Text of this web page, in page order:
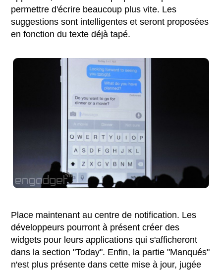
permettre d'écrire beaucoup plus vite. Les
suggestions sont intelligentes et seront proposées
en fonction du texte déjà tapé.
Place maintenant au centre de notification. Les
développeurs pourront à présent créer des
widgets pour leurs applications qui s'afficheront
dans la section "Today". Enfin, la partie "Manqués"
n'est plus présente dans cette mise à jour, jugée